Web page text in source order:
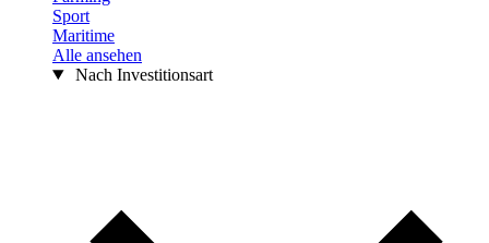
Sport
Maritime
Alle ansehen
Nach Investitionsart